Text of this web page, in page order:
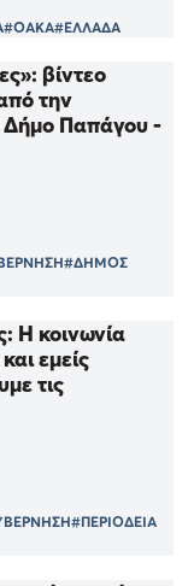
#ΟΑΚΑ#ΕΛΛΑΔΑ
βίντεο
την
Δήμο Παπάγου -
#ΔΗΜΟΣ
Η κοινωνία
εμείς
τις
#ΠΕΡΙΟΔΕΙΑ